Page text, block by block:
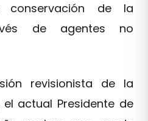
de la
de agentes no
revisionista de la
actual Presidente de